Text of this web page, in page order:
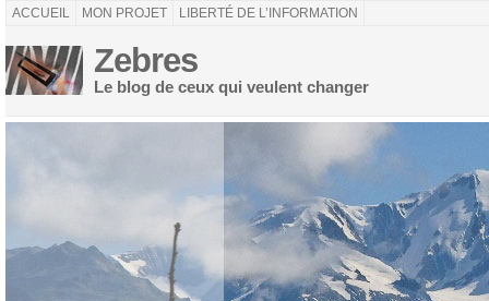
ACCUEIL MON PROJET LIBERTÉ DE L’INFORMATION
Zebres
Le blog de ceux qui veulent changer